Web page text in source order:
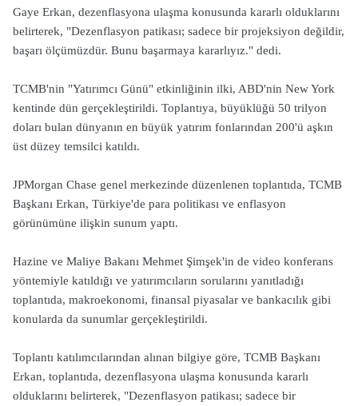
Gaye Erkan, dezenflasyona ulaşma konusunda kararlı olduklarını
belirterek, "Dezenflasyon patikası; sadece bir projeksiyon değildir,
başarı ölçümüzdür. Bunu başarmaya kararlıyız." dedi.
TCMB'nin "Yatırımcı Günü" etkinliğinin ilki, ABD'nin New York
kentinde dün gerçekleştirildi. Toplantıya, büyüklüğü 50 trilyon
doları bulan dünyanın en büyük yatırım fonlarından 200'ü aşkın
üst düzey temsilci katıldı.
JPMorgan Chase genel merkezinde düzenlenen toplantıda, TCMB
Başkanı Erkan, Türkiye'de para politikası ve enflasyon
görünümüne ilişkin sunum yaptı.
Hazine ve Maliye Bakanı Mehmet Şimşek'in de video konferans
yöntemiyle katıldığı ve yatırımcıların sorularını yanıtladığı
toplantıda, makroekonomi, finansal piyasalar ve bankacılık gibi
konularda da sunumlar gerçekleştirildi.
Toplantı katılımcılarından alınan bilgiye göre, TCMB Başkanı
Erkan, toplantıda, dezenflasyona ulaşma konusunda kararlı
olduklarını belirterek, "Dezenflasyon patikası; sadece bir